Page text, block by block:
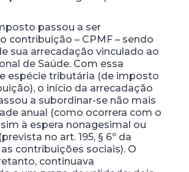
passou a ser
contribuição – CPMF – sendo
sua arrecadação vinculado ao
de Saúde. Com essa
espécie tributária (de imposto
o início da arrecadação
a subordinar-se não mais
anual (como ocorrera com o
à espera nonagesimal ou
no art. 195, § 6º da
contribuições sociais). O
continuava